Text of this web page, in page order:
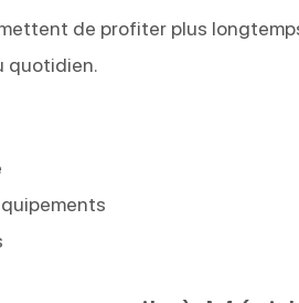
de profiter plus
quotidien.